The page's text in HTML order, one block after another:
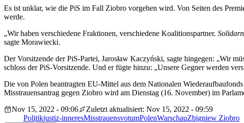
Es ist unklar, wie die PiS im Fall Ziobro vorgehen wird. Von Seiten des
werde.
„Wir haben verschiedene Fraktionen, verschiedene Koalitionspartner.
sagte Morawiecki.
Der Vorsitzende der PiS-Partei, Jarosław Kaczyński, sagte hingegen: „Wir
schloss der PiS-Vorsitzende. Und er fügte hinzu: „Unsere Gegner werden
Die von Polen beantragten EU-Mittel aus dem Nationalen
Misstrauensantrag gegen Ziobro wird am Dienstag (16. November) im
Nov 15, 2022 - 09:06
Zuletzt aktualisiert: Nov 15, 2022 - 09:59
Politikjustiz-inneresMisstrauensvotumPolenWarschauZbigniew Ziobro